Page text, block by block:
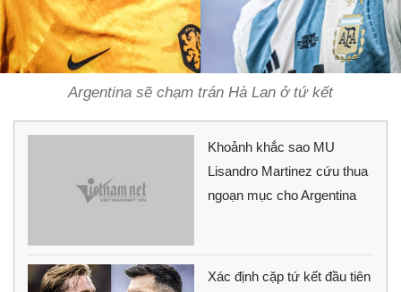
Argentina sẽ chạm trán Hà Lan ở tứ kết
Khoảnh khắc sao MU
Lisandro Martinez cứu thua
ngoạn mục cho Argentina
Xác định cặp tứ kết đầu tiên